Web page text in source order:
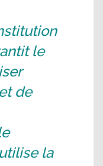
le
de
la